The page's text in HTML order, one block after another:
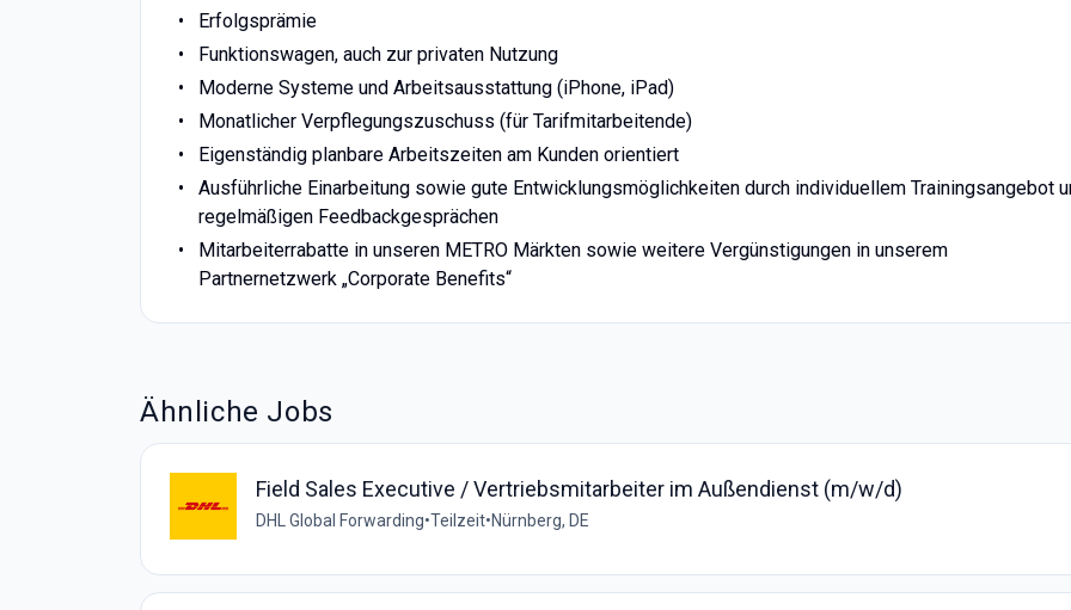
Erfolgsprämie
Funktionswagen, auch zur privaten Nutzung
Moderne Systeme und Arbeitsausstattung (iPhone, iPad)
Monatlicher Verpflegungszuschuss (für Tarifmitarbeitende)
Eigenständig planbare Arbeitszeiten am Kunden orientiert
Ausführliche Einarbeitung sowie gute Entwicklungsmöglichkeiten durch individuellem Trainingsangebot
regelmäßigen Feedbackgesprächen
Mitarbeiterrabatte in unseren METRO Märkten sowie weitere Vergünstigungen in unserem
Partnernetzwerk „Corporate Benefits“
Ähnliche Jobs
Field Sales Executive / Vertriebsmitarbeiter im Außendienst (m/w/d)
DHL Global Forwarding•Teilzeit•Nürnberg, DE